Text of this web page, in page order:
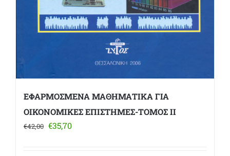
ΕΦΑΡΜΟΣΜΕΝΑ ΜΑΘΗΜΑΤΙΚΑ ΓΙΑ
ΟΙΚΟΝΟΜΙΚΕΣ ΕΠΙΣΤΗΜΕΣ-ΤΟΜΟΣ ΙΙ
€42,00 Original
€35,70Η